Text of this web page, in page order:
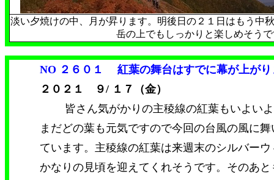
淡い夕焼けの中、月が昇ります。明後日の２１日はもう中
岳の上でもしっかりと楽しめそうで
NO ２６０１
紅葉の舞台はすでに幕が上が
２０２１ ９/ １７（金）
皆さん気がかりの主稜線の紅葉もいよいよ
まだどの葉も元気ですので今回の台風の風に
ています。 主稜線の紅葉は来週末のシルバー
かなりの見頃を迎えてくれそうです。そのあ